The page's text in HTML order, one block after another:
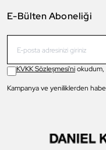
E-Bülten Aboneliği
KVKK Sözleşmesi'niokudum,
Kampanya ve yeniliklerden